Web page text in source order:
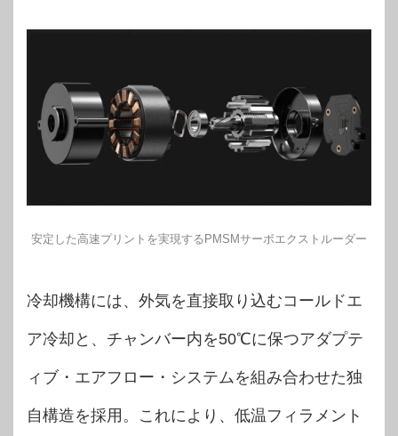
安定した高速プリントを実現するPMSMサーボエクストルーダー
冷却機構には、外気を直接取り込むコールドエ
ア冷却と、チャンバー内を50℃に保つアダプテ
ィブ・エアフロー・システムを組み合わせた独
自構造を採用。これにより、低温フィラメント